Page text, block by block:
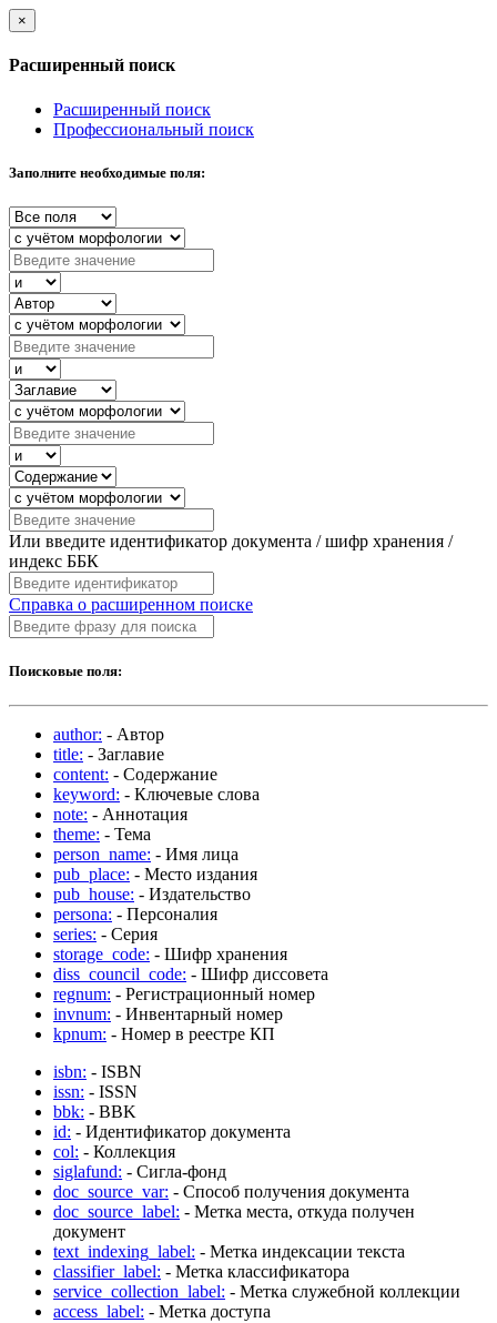
×
Расширенный поиск
Расширенный поиск
Профессиональный поиск
Заполните необходимые поля:
Или введите идентификатор документа / шифр хранения /
индекс ББК
Справка о расширенном поиске
Поисковые поля:
author: - Автор
title: - Заглавие
content: - Содержание
keyword: - Ключевые слова
note: - Аннотация
theme: - Тема
person_name: - Имя лица
pub_place: - Место издания
pub_house: - Издательство
persona: - Персоналия
series: - Серия
storage_code: - Шифр хранения
diss_council_code: - Шифр диссовета
regnum: - Регистрационный номер
invnum: - Инвентарный номер
kpnum: - Номер в реестре КП
isbn: - ISBN
issn: - ISSN
bbk: - BBK
id: - Идентификатор документа
col: - Коллекция
siglafund: - Сигла-фонд
doc_source_var: - Способ получения документа
doc_source_label: - Метка места, откуда получен
документ
text_indexing_label: - Метка индексации текста
classifier_label: - Метка классификатора
service_collection_label: - Метка служебной коллекции
access_label: - Метка доступа